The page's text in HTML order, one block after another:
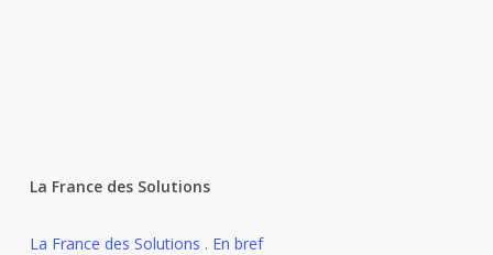
La France des Solutions
La France des Solutions . En bref